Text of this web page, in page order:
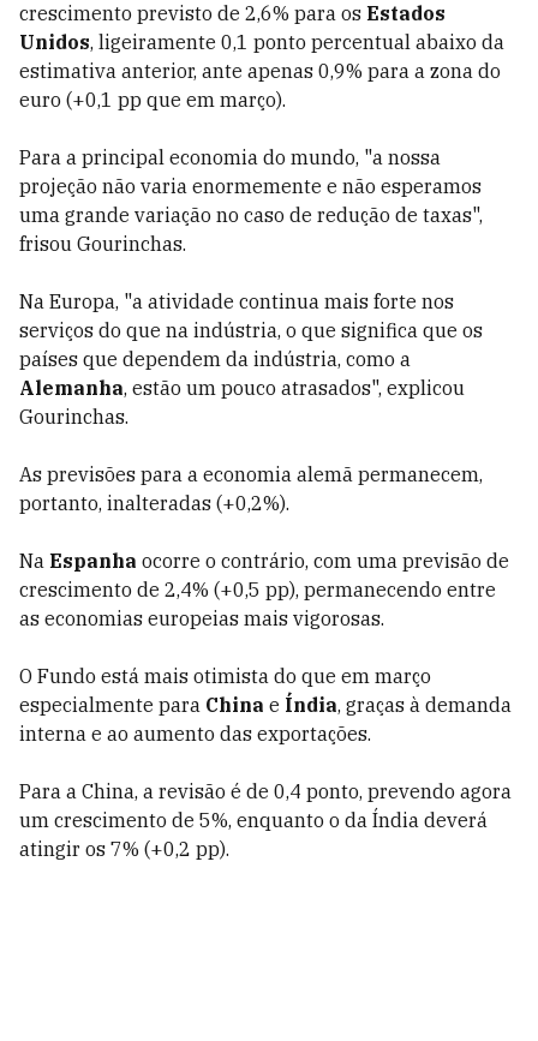
crescimento previsto de 2,6% para os Estados
Unidos, ligeiramente 0,1 ponto percentual abaixo da
estimativa anterior, ante apenas 0,9% para a zona do
euro (+0,1 pp que em março).
Para a principal economia do mundo, "a nossa
projeção não varia enormemente e não esperamos
uma grande variação no caso de redução de taxas",
frisou Gourinchas.
Na Europa, "a atividade continua mais forte nos
serviços do que na indústria, o que significa que os
países que dependem da indústria, como a
Alemanha, estão um pouco atrasados", explicou
Gourinchas.
As previsões para a economia alemã permanecem,
portanto, inalteradas (+0,2%).
Na Espanha ocorre o contrário, com uma previsão de
crescimento de 2,4% (+0,5 pp), permanecendo entre
as economias europeias mais vigorosas.
O Fundo está mais otimista do que em março
especialmente para China e Índia, graças à demanda
interna e ao aumento das exportações.
Para a China, a revisão é de 0,4 ponto, prevendo agora
um crescimento de 5%, enquanto o da Índia deverá
atingir os 7% (+0,2 pp).